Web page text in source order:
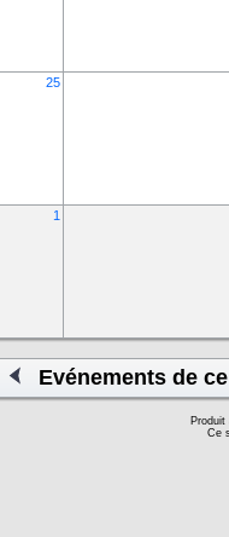
25
1
Evénements de
Produit
Ce